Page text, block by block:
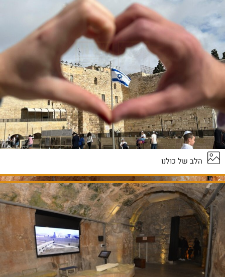
הלב של כולנו